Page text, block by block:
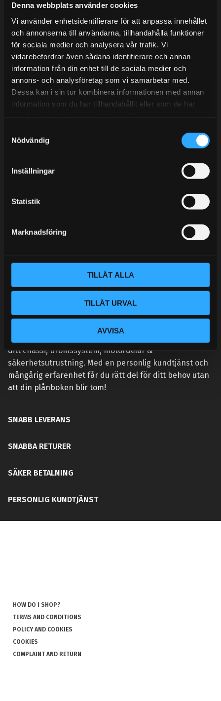
Denna webbplats använder cookies
Vi använder enhetsidentifierare för att anpassa innehållet
och annonserna till användarna, tillhandahålla funktioner
för sociala medier och analysera vår trafik. Vi
vidarebefordrar även sådana identifierare och annan
information från din enhet till de sociala medier och
annons- och analysföretag som vi samarbetar med.
Dessa kan i sin tur kombinera informationen med annan
information som du har tillhandahållit eller som de har
Nödvändig
Inställningar
Statistik
Marknadsföring
TILLÅT ALLA
TILLÅT URVAL
AVVISA
Tel: 031- 51 66 60
E-post: info@streetperformance.se
BLOG
KONTAKTA OSS
MY PAGES
Handlar du hos Street Performance så höjer du
ditt chassi, bromssystem, motordelar &
säkerhetsutrustning. Med en personlig kundtjänst och
mångårig erfarenhet får du rätt del för ditt behov utan
att din plånboken blir tom!
SNABB LEVERANS
SNABBA RETURER
SÄKER BETALNING
PERSONLIG KUNDTJÄNST
HOW DO I SHOP?
TERMS AND CONDITIONS
POLICY AND COOKIES
COOKIES
COMPLAINT AND RETURN